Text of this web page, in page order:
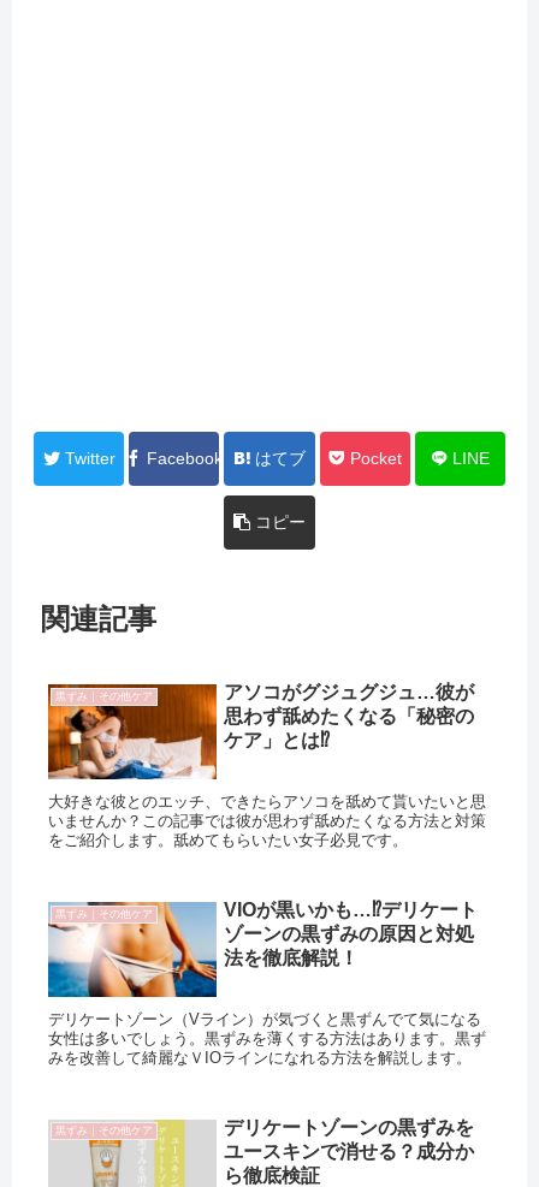
Twitter Facebook はてブ Pocket LINE
コピー
関連記事
黒ずみ｜その他ケア
アソコがグジュグジュ…彼が
思わず舐めたくなる「秘密の
ケア」とは⁉
大好きな彼とのエッチ、できたらアソコを舐めて貰いたいと思
いませんか？この記事では彼が思わず舐めたくなる方法と対策
をご紹介します。舐めてもらいたい女子必見です。
黒ずみ｜その他ケア
VIOが黒いかも…⁉デリケート
ゾーンの黒ずみの原因と対処
法を徹底解説！
デリケートゾーン（Vライン）が気づくと黒ずんでて気になる
女性は多いでしょう。黒ずみを薄くする方法はあります。黒ず
みを改善して綺麗なＶIOラインになれる方法を解説します。
黒ずみ｜その他ケア
デリケートゾーンの黒ずみを
ユースキンで消せる？成分か
ら徹底検証